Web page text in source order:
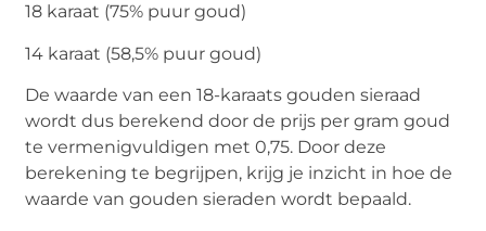
18 karaat (75% puur goud)
14 karaat (58,5% puur goud)
De waarde van een 18-karaats gouden sieraad
wordt dus berekend door de prijs per gram goud
te vermenigvuldigen met 0,75. Door deze
berekening te begrijpen, krijg je inzicht in hoe de
waarde van gouden sieraden wordt bepaald.